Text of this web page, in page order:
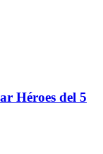
Héroes del 5